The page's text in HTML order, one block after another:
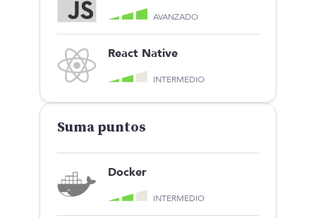
AVANZADO
React Native
INTERMEDIO
Suma puntos
Docker
INTERMEDIO